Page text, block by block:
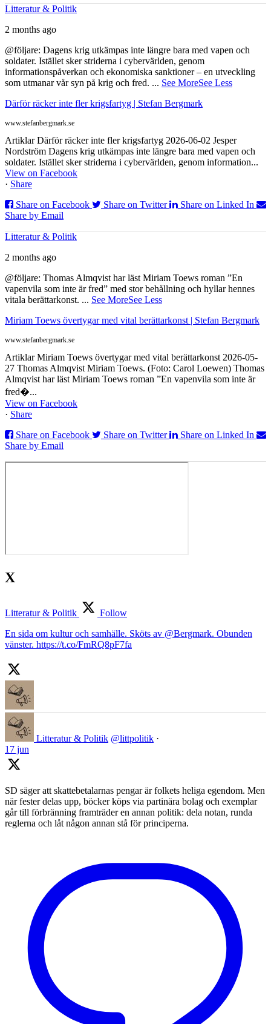
Litteratur & Politik
2 months ago
@följare: Dagens krig utkämpas inte längre bara med vapen och
soldater. Istället sker striderna i cybervärlden, genom
informationspåverkan och ekonomiska sanktioner – en utveckling
som utmanar vår syn på krig och fred. ... See MoreSee Less
Därför räcker inte fler krigsfartyg | Stefan Bergmark
www.stefanbergmark.se
Artiklar Därför räcker inte fler krigsfartyg 2026-06-02 Jesper
Nordström Dagens krig utkämpas inte längre bara med vapen och
soldater. Istället sker striderna i cybervärlden, genom information...
View on Facebook
· Share
Share on Facebook
Share on Twitter
Share on Linked In
Share by Email
Litteratur & Politik
2 months ago
@följare: Thomas Almqvist har läst Miriam Toews roman ”En
vapenvila som inte är fred” med stor behållning och hyllar hennes
vitala berättarkonst. ... See MoreSee Less
Miriam Toews övertygar med vital berättarkonst | Stefan Bergmark
www.stefanbergmark.se
Artiklar Miriam Toews övertygar med vital berättarkonst 2026-05-
27 Thomas Almqvist Miriam Toews. (Foto: Carol Loewen) Thomas
Almqvist har läst Miriam Toews roman ”En vapenvila som inte är
fred�...
View on Facebook
· Share
Share on Facebook
Share on Twitter
Share on Linked In
Share by Email
X
Litteratur & Politik
Follow
En sida om kultur och samhälle. Sköts av @Bergmark. Obunden
vänster. https://t.co/FmRQ8pF7fa
Litteratur & Politik @littpolitik ·
17 jun
SD säger att skattebetalarnas pengar är folkets heliga egendom. Men
när fester delas upp, böcker köps via partinära bolag och exemplar
går till förbränning framträder en annan politik: dela notan, runda
reglerna och låt någon annan stå för principerna.